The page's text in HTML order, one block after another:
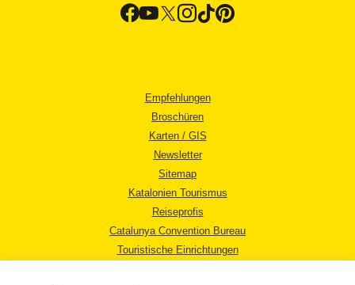
Empfehlungen
Broschüren
Karten / GIS
Newsletter
Sitemap
Katalonien Tourismus
Reiseprofis
Catalunya Convention Bureau
Touristische Einrichtungen